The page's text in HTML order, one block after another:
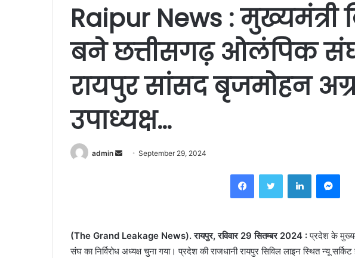
Raipur News : मुख्यमंत्री
बने छत्तीसगढ़ ओलंपिक
रायपुर सांसद बृजमोहन
उपाध्यक्ष…
admin
Send September 29, 2024
FacebookTwitter LinkedIn
(The Grand Leakage News). रायपुर, रविवार 29 सितम्बर 2024 :प्रदेश के
संघ का निर्विरोध अध्यक्ष चुना गया। प्रदेश की राजधानी रायपुर सिविल लाइन स्थित न्यू